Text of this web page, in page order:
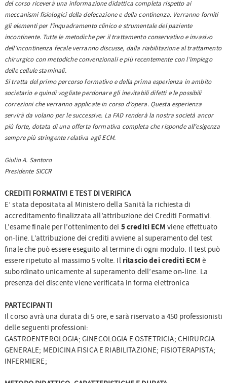
del corso riceverà una informazione didattica completa rispetto ai
meccanismi fisiologici della defecazione e della continenza. Verranno forniti
gli elementi per l’inquadramento clinico e strumentale del paziente
incontinente. Tutte le metodiche per il trattamento conservativo e invasivo
dell’incontinenza fecale verranno discusse, dalla riabilitazione al trattamento
chirurgico con metodiche convenzionali e più recentemente con l’impiego
delle cellule staminali.
Si tratta del primo percorso formativo e della prima esperienza in ambito
societario e quindi vogliate perdonare gli inevitabili difetti e le possibili
correzioni che verranno applicate in corso d’opera. Questa esperienza
servirà da volano per le successive. La FAD renderà la nostra società ancor
più forte, dotata di una offerta formativa com­pleta che risponde all’esigenza
sempre più stringente relativa agli ECM.
Giulio A. Santoro
Presidente SICCR
CREDITI FORMATIVI E TEST DI VERIFICA
E’ stata depositata al Ministero della Sanità la richiesta di
accreditamento finalizzata all’attribuzione dei Crediti Formativi.
L’esame finale per l’ottenimento dei 5 crediti ECM viene effettuato
on-line. L’attribuzione dei crediti avviene al superamento del test
finale che può essere eseguito al termine di ogni modulo. Il test può
essere ripetuto al massimo 5 volte. Il rilascio dei crediti ECM è
subordinato unicamente al superamento dell’esame on-line. La
presenza del discente viene verificata in forma elettronica
PARTECIPANTI
Il corso avrà una durata di 5 ore, e sarà riservato a 450 professionisti
delle seguenti professioni:
GASTROENTEROLOGIA; GINECOLOGIA E OSTETRICIA; CHIRURGIA
GENERALE; MEDICINA FISICA E RIABILITAZIONE; FISIOTERAPISTA;
INFERMIERE;